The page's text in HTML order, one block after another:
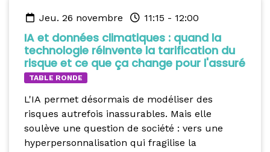
jeu. 26 novembre 11:15 - 12:00
IA et données climatiques : quand la
technologie réinvente la tarification du
risque et ce que ça change pour l'assuré
TABLE RONDE
L'IA permet désormais de modéliser des
risques autrefois inassurables. Mais elle
soulève une question de société : vers une
hyperpersonnalisation qui fragilise la